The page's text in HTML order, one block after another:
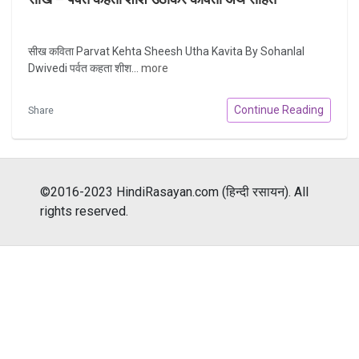
सीख कविता Parvat Kehta Sheesh Utha Kavita By Sohanlal
Dwivedi पर्वत कहता शीश... more
Share Continue Reading
©2016-2023 HindiRasayan.com (हिन्दी रसायन). All
rights reserved.